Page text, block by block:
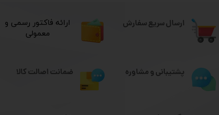
ارسال سریع سفارش
​ارائه فاکتور رسمی و
معمولی
پشتیبانی و مشاوره ضمانت اصالت کالا